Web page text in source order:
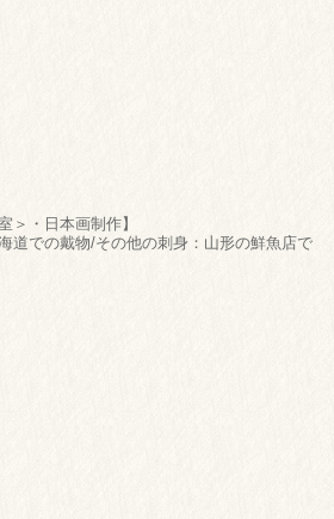
・日本画制作】
道での戴物/その他の刺身：山形の鮮魚店で